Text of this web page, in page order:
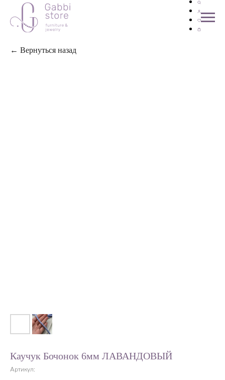
← Вернуться назад
Каучук Бочонок 6мм ЛАВАНДОВЫЙ
Артикул: